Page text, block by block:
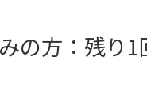
の方：残り